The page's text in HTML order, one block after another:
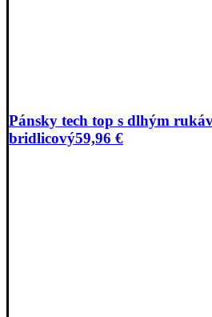
Pánsky tech top s dlhým
bridlicový59,96 €